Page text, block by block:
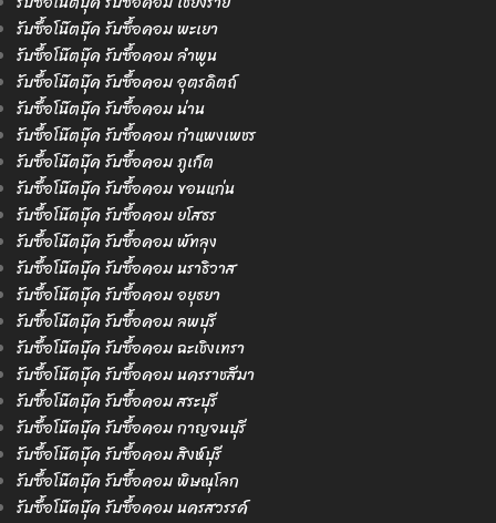
รับซื้อโน๊ตบุ๊ค รับซื้อคอม พะเยา
รับซื้อโน๊ตบุ๊ค รับซื้อคอม ลำพูน
รับซื้อโน๊ตบุ๊ค รับซื้อคอม อุตรดิตถ์
รับซื้อโน๊ตบุ๊ค รับซื้อคอม น่าน
รับซื้อโน๊ตบุ๊ค รับซื้อคอม กำแพงเพชร
รับซื้อโน๊ตบุ๊ค รับซื้อคอม ภูเก็ต
รับซื้อโน๊ตบุ๊ค รับซื้อคอม ขอนแก่น
รับซื้อโน๊ตบุ๊ค รับซื้อคอม ยโสธร
รับซื้อโน๊ตบุ๊ค รับซื้อคอม พัทลุง
รับซื้อโน๊ตบุ๊ค รับซื้อคอม นราธิวาส
รับซื้อโน๊ตบุ๊ค รับซื้อคอม อยุธยา
รับซื้อโน๊ตบุ๊ค รับซื้อคอม ลพบุรี
รับซื้อโน๊ตบุ๊ค รับซื้อคอม ฉะเชิงเทรา
รับซื้อโน๊ตบุ๊ค รับซื้อคอม นครราชสีมา
รับซื้อโน๊ตบุ๊ค รับซื้อคอม สระบุรี
รับซื้อโน๊ตบุ๊ค รับซื้อคอม กาญจนบุรี
รับซื้อโน๊ตบุ๊ค รับซื้อคอม สิงห์บุรี
รับซื้อโน๊ตบุ๊ค รับซื้อคอม พิษณุโลก
รับซื้อโน๊ตบุ๊ค รับซื้อคอม นครสวรรค์